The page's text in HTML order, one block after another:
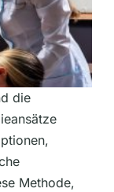
die
Methode,